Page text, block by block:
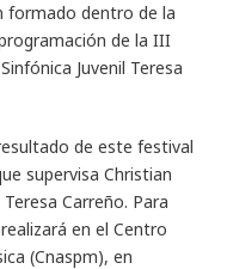
formado dentro de la
de la III
Juvenil Teresa
de este festival
supervisa Christian
Carreño. Para
en el Centro
(Cnaspm), en